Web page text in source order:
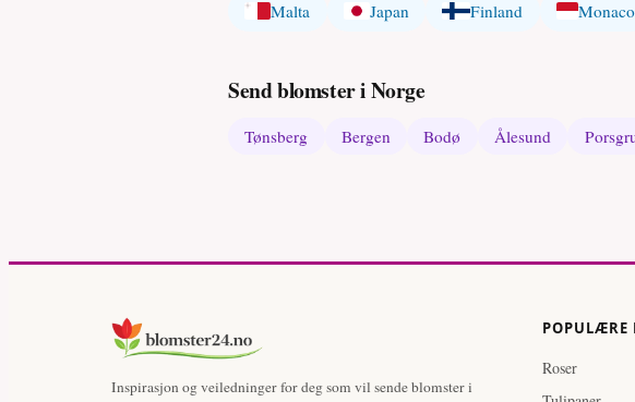
Malta Japan Finland Monaco
Send blomster i Norge
Tønsberg Bergen Bodø Ålesund
Inspirasjon og veiledninger for deg som vil sende blomster i
POPULÆRE
Roser